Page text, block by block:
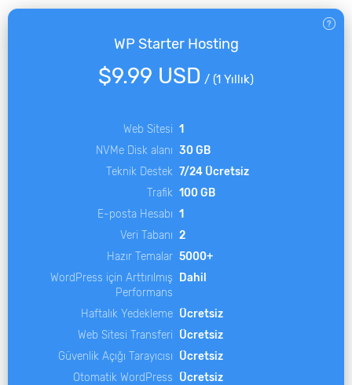
WP Starter Hosting
$9.99 USD / (1 Yıllık)
Web Sitesi 1
NVMe Disk alanı 30 GB
Teknik Destek 7/24 Ücretsiz
Trafik 100 GB
E-posta Hesabı 1
Veri Tabanı 2
Hazır Temalar 5000+
WordPress için Arttırılmış
Performans
Dahil
Haftalık Yedekleme Ücretsiz
Web Sitesi Transferi
Ücretsiz
Güvenlik Açığı Tarayıcısı
Ücretsiz
Otomatik WordPress
Ücretsiz